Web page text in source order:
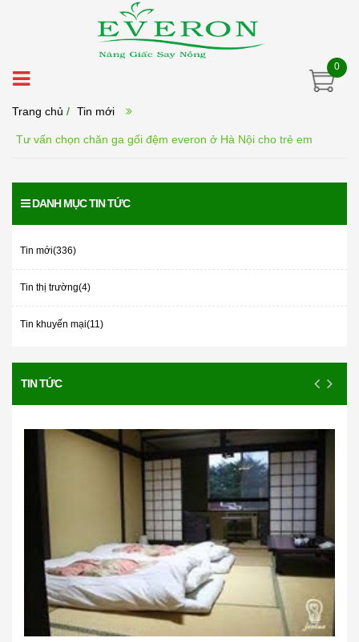
0
Trang chủ / Tin mới
Tư vấn chọn chăn ga gối đệm everon ở Hà Nội cho trẻ em
DANH MỤC TIN TỨC
Tin mới(336)
Tin thị trường(4)
Tin khuyến mại(11)
TIN TỨC